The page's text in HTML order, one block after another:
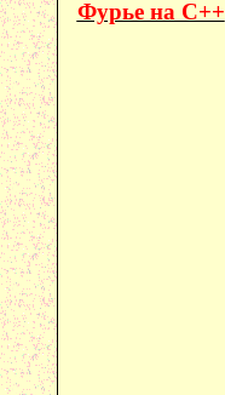
Фурье на C++